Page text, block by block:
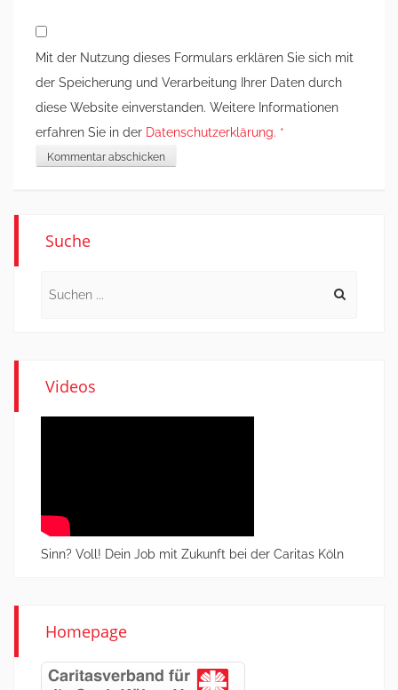
Mit der Nutzung dieses Formulars erklären Sie sich mit
der Speicherung und Verarbeitung Ihrer Daten durch
diese Website einverstanden. Weitere Informationen
erfahren Sie in der Datenschutzerklärung. *
Suche
Videos
Sinn? Voll! Dein Job mit Zukunft bei der Caritas Köln
Homepage